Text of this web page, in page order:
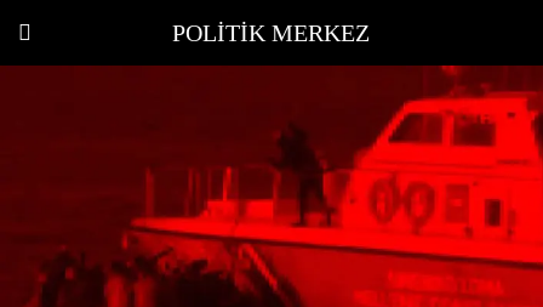
POLITIK MERKEZ